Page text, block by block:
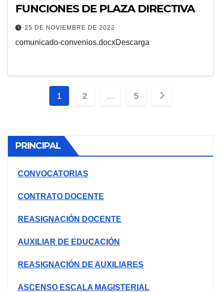
FUNCIONES DE PLAZA DIRECTIVA
25 DE NOVIEMBRE DE 2022
comunicado-convenios.docxDescarga
Paginación
entradas
1 2 … 5
PRINCIPAL
CONVOCATORIAS
CONTRATO DOCENTE
REASIGNACIÓN DOCENTE
AUXILIAR DE EDUCACIÓN
REASIGNACIÓN DE AUXILIARES
ASCENSO ESCALA MAGISTERIAL